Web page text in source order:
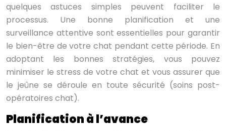
quelques astuces simples peuvent faciliter le
processus. Une bonne planification et une
surveillance attentive sont essentielles pour garantir
le bien-être de votre chat pendant cette période. En
adoptant les bonnes stratégies, vous pouvez
minimiser le stress de votre chat et vous assurer que
le jeûne se déroule en toute sécurité (soins post-
opératoires chat).
Planification à l’avance